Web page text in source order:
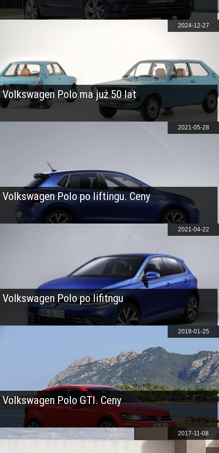
Volkswagen Polo ma już 50 lat
2024-12-27
Volkswagen Polo po liftingu. Ceny
2021-05-28
Volkswagen Polo po lifitngu
2021-04-22
Volkswagen Polo GTI. Ceny
2018-01-25
2017-11-08